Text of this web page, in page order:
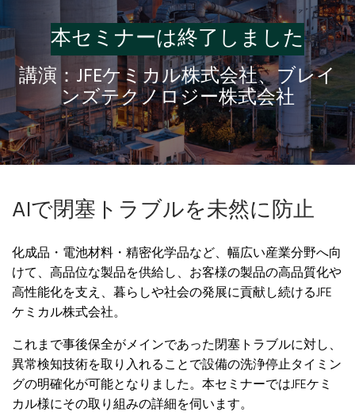
本セミナーは終了しました
講演：JFEケミカル株式会社、ブレイ
ンズテクノロジー株式会社
AIで閉塞トラブルを未然に防止
化成品・電池材料・精密化学品など、幅広い産業分野へ向
けて、高品位な製品を供給し、お客様の製品の高品質化や
高性能化を支え、暮らしや社会の発展に貢献し続けるJFE
ケミカル株式会社。
これまで事後保全がメインであった閉塞トラブルに対し、
異常検知技術を取り入れることで設備の洗浄停止タイミン
グの明確化が可能となりました。本セミナーではJFEケミ
カル様にその取り組みの詳細を伺います。